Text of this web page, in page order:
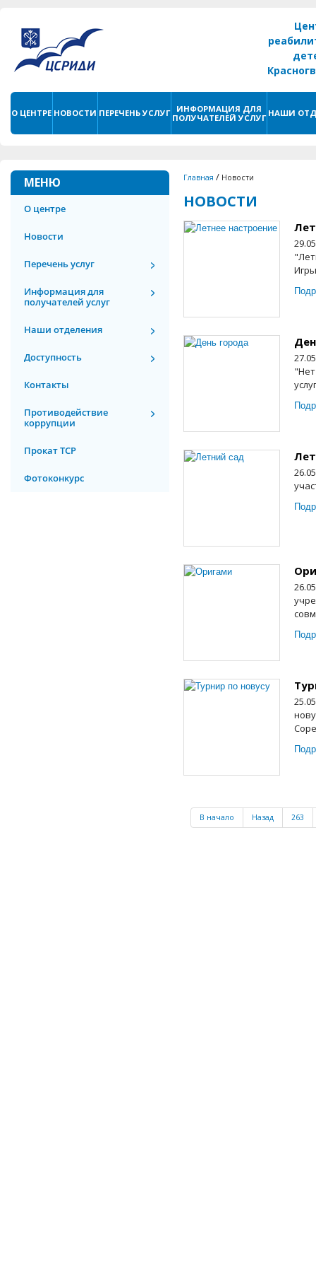
О ЦЕНТРЕ НОВОСТИ ПЕРЕЧЕНЬ УСЛУГ
ИНФОРМАЦИЯ ДЛЯ
ПОЛУЧАТЕЛЕЙ УСЛУГ НАШИ
МЕНЮ
О центре
Новости
Перечень услуг
Информация для
получателей услуг
Наши отделения
Доступность
Контакты
Противодействие
коррупции
Прокат ТСР
Фотоконкурс
Главная / Новости
НОВОСТИ
В начало Назад 263